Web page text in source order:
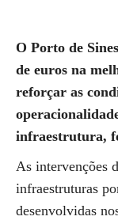
O Porto de
de euros na
reforçar as
infraestrutura,
As intervenções
infraestruturas
desenvolvidas